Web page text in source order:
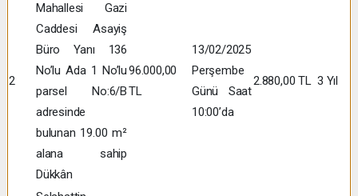
2
Mahallesi Gazi
Caddesi Asayiş
Büro Yanı 136
No’lu Ada 1 No’lu
parsel No:6/B
adresinde
bulunan 19.00 m²
alana sahip
Dükkân
96.000,00
TL
13/02/2025
Perşembe
Günü Saat
10:00’da
2.880,00 TL 3 Yıl